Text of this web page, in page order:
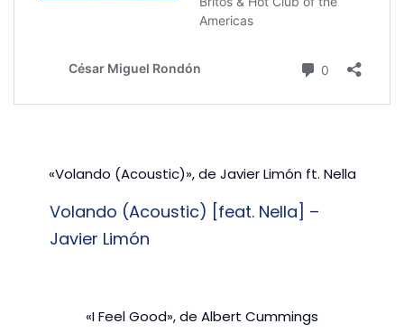
«Volando (Acoustic)», de Javier Limón ft. Nella
Volando (Acoustic) [feat. Nella] –
Javier Limón
«I Feel Good», de Albert Cummings